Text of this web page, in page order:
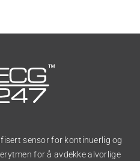
sensor for kontinuerlig og
for å avdekke alvorlige